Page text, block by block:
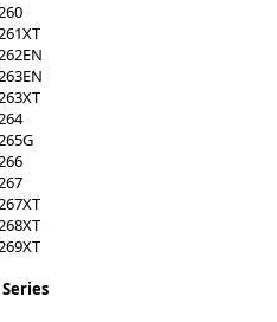
Series